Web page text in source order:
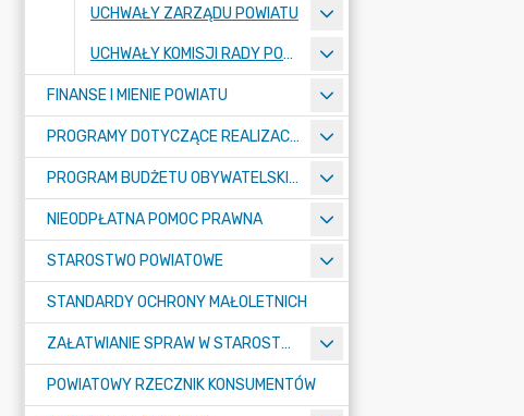
UCHWAŁY ZARZĄDU POWIATU
UCHWAŁY KOMISJI RADY POWIATU
FINANSE I MIENIE POWIATU
PROGRAMY DOTYCZĄCE REALIZACJI ZADAŃ PUBLICZNYCH
PROGRAM BUDŻETU OBYWATELSKIEGO POWIATU BYDGOSKIEGO
NIEODPŁATNA POMOC PRAWNA
STAROSTWO POWIATOWE
STANDARDY OCHRONY MAŁOLETNICH
ZAŁATWIANIE SPRAW W STAROSTWIE
POWIATOWY RZECZNIK KONSUMENTÓW